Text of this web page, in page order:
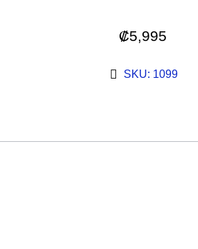
₡5,995
SKU: 1099